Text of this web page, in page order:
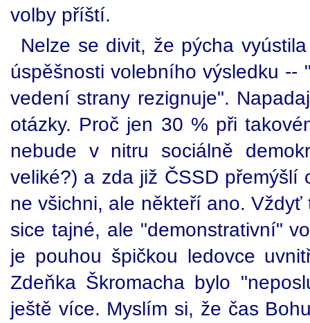
volby příští.
Nelze se divit, že pýcha
úspěšnosti volebního výsledku --
vedení strany rezignuje".
otázky. Proč jen 30 % při
nebude v nitru sociálně
veliké?) a zda již ČSSD přemýšlí
ne všichni, ale někteří ano.
sice tajné, ale "demonstrativní"
je pouhou špičkou ledovce
Zdeňka Škromacha bylo
ještě více. Myslím si, že čas